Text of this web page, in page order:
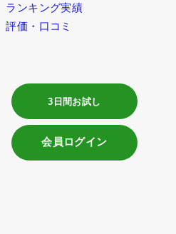
ランキング実績
評価・口コミ
3日間お試し
会員ログイン